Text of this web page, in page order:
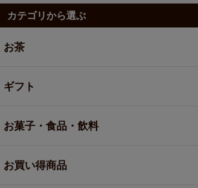
カテゴリから選ぶ
お茶
ギフト
お菓子・食品・飲料
お買い得商品